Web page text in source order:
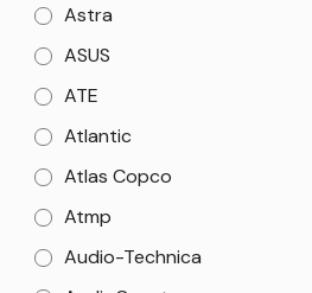
Astra
ASUS
ATE
Atlantic
Atlas Copco
Atmp
Audio-Technica